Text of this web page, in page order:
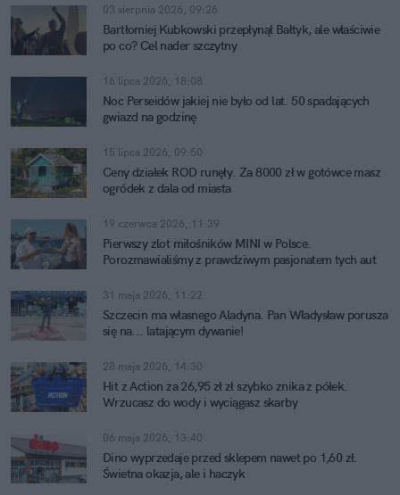
03 sierpnia 2026, 09:26
Bartłomiej Kubkowski przepłynął Bałtyk, ale właściwie
po co? Cel nader szczytny
16 lipca 2026, 18:08
Noc Perseidów jakiej nie było od lat. 50 spadających
gwiazd na godzinę
15 lipca 2026, 09:50
Ceny działek ROD runęły. Za 8000 zł w gotówce masz
ogródek z dala od miasta
19 czerwca 2026, 11:39
Pierwszy zlot miłośników MINI w Polsce.
Porozmawialiśmy z prawdziwym pasjonatem tych aut
31 maja 2026, 11:22
Szczecin ma własnego Aladyna. Pan Władysław porusza
się na... latającym dywanie!
28 maja 2026, 14:30
Hit z Action za 26,95 zł zł szybko znika z półek.
Wrzucasz do wody i wyciągasz skarby
06 maja 2026, 13:40
Dino wyprzedaje przed sklepem nawet po 1,60 zł.
Świetna okazja, ale i haczyk